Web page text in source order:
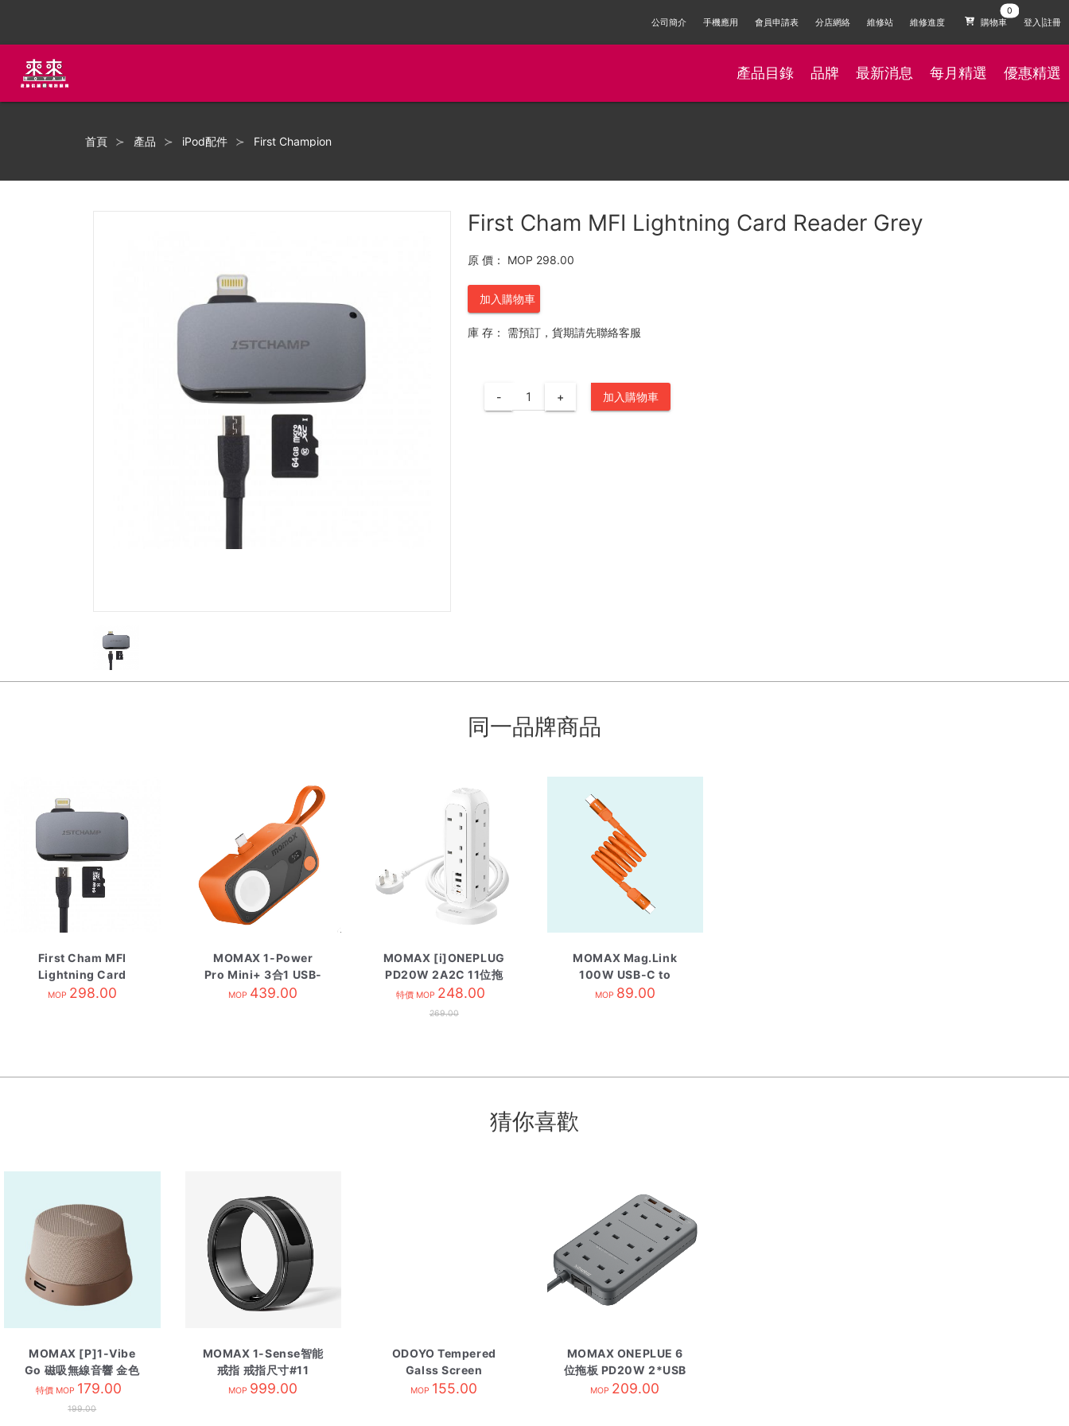
公司簡介 手機應用 會員申請表 分店網絡 維修站 維修進度 購物車 登入|註冊
產品目錄 品牌 最新消息 每月精選 優惠精選
首頁 產品 iPod配件 First Champion
First Cham MFI Lightning Card Reader Grey
原 價： MOP 298.00
加入購物車
庫 存： 需預訂，貨期請先聯絡客服
- + 加入購物車
同一品牌商品
First Cham MFI
Lightning Card
Reader Grey
MOP 298.00
MOMAX 1-Power
Pro Mini+ 3合1 USB-
C及Watch 5000mAh
MOP 439.00
MOMAX [i]ONEPLUG
PD20W 2A2C 11位拖
板 白
特價 MOP 248.00
269.00
MOMAX Mag.Link
100W USB-C to
USB-C磁吸充電線 1米
MOP 89.00
猜你喜歡
MOMAX [P]1-Vibe
Go 磁吸無線音響 金色
特價 MOP 179.00
199.00
MOMAX 1-Sense智能
戒指 戒指尺寸#11
MOP 999.00
ODOYO Tempered
Galss Screen
Protector For iPhone
MOP 155.00
MOMAX ONEPLUE 6
位拖板 PD20W 2*USB
+ 1*Type-C 灰
MOP 209.00